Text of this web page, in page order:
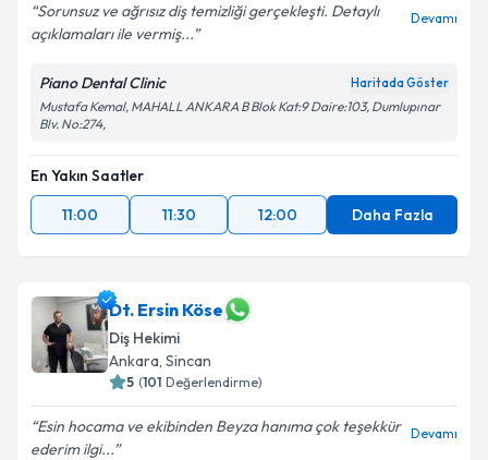
Sorunsuz ve ağrısız diş temizliği gerçekleşti. Detaylı
açıklamaları ile vermiş...
Devamı
Piano Dental Clinic Haritada Göster
Mustafa Kemal, MAHALL ANKARA B Blok Kat:9 Daire:103, Dumlupınar
Blv. No:274,
En Yakın Saatler
11:00
11:30 12:00 Daha Fazla
Dt. Ersin Köse
Diş Hekimi
Ankara, Sincan
5 (101 Değerlendirme)
Esin hocama ve ekibinden Beyza hanıma çok teşekkür
ederim ilgi...
Devamı